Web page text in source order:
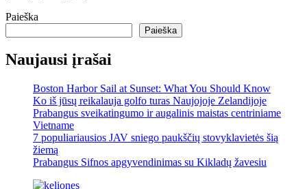
Paieška
Paieška
Naujausi įrašai
Boston Harbor Sail at Sunset: What You Should Know
Ko iš jūsų reikalauja golfo turas Naujojoje Zelandijoje
Prabangus sveikatingumo ir augalinis maistas centriniame
Vietname
7 populiariausios JAV sniego paukščių stovyklavietės šią
žiemą
Prabangus Sifnos apgyvendinimas su Kikladų žavesiu